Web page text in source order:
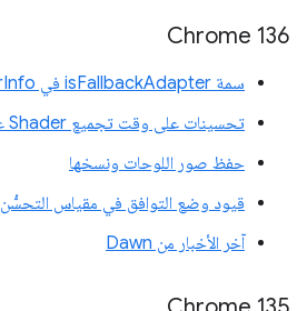
Chrome 136
سمة isFallbackAdapter في GPUAdapterInfo
تحسينات على وقت تجميع Shader على D3D12
حفظ صور اللوحات ونسخها
قيود وضع التوافق في مقياس التحسُّن
آخر الأخبار من Dawn